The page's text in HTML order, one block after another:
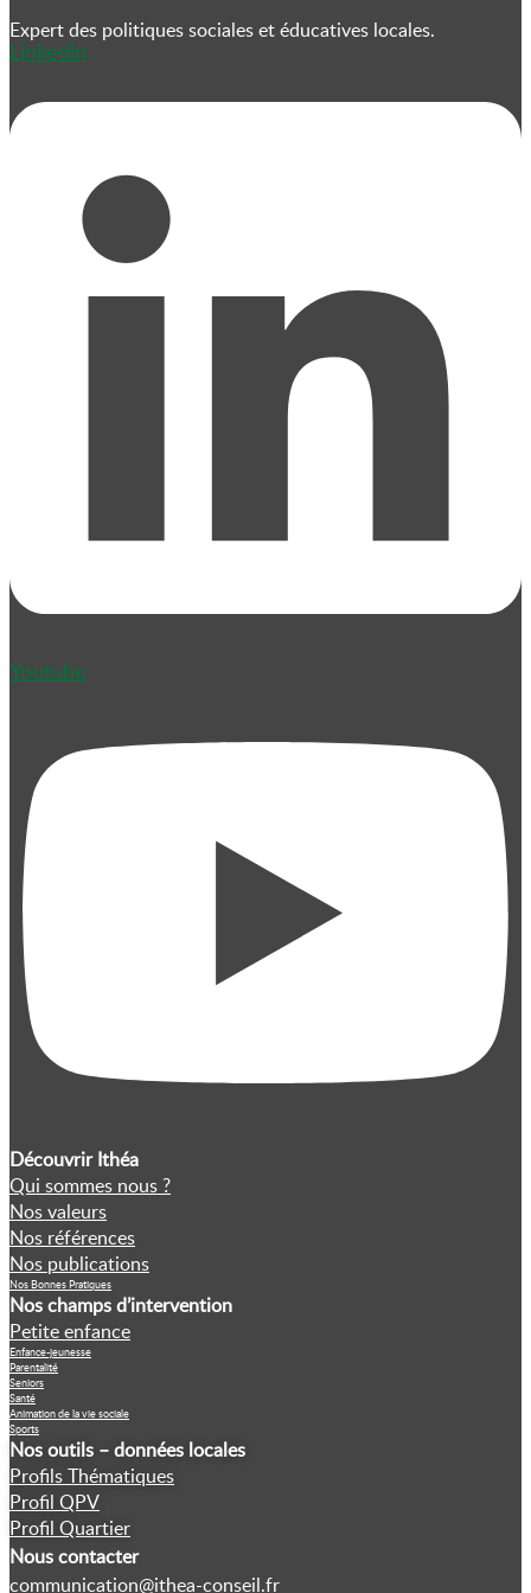
Expert des politiques sociales et éducatives locales.
Linkedin
Youtube
Découvrir Ithéa
Qui sommes nous ?
Nos valeurs
Nos références
Nos publications
Nos Bonnes Pratiques
Nos champs d’intervention
Petite enfance
Enfance-jeunesse
Parentalité
Seniors
Santé
Animation de la vie sociale
Sports
Nos outils – données locales
Profils Thématiques
Profil QPV
Profil Quartier
Nous contacter
communication@ithea-conseil.fr